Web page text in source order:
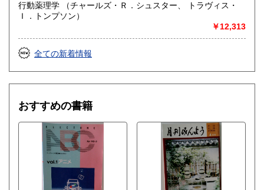
行動薬理学 （チャールズ・Ｒ．シュスター、 トラヴィス・
Ｉ．トンプソン）
￥12,313
全ての新着情報
おすすめの書籍